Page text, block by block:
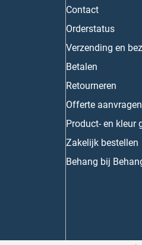
Contact
Orderstatus
Verzending en
Betalen
Retourneren
Offerte aanvragen
Product- en kleur
Zakelijk bestellen
Behang bij